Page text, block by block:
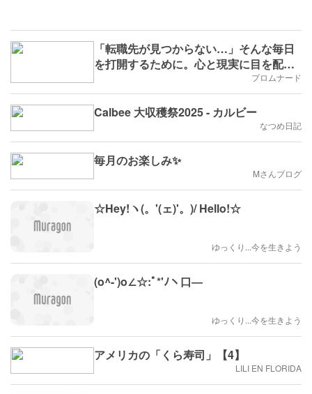
「転職先が見つからない…」そんな毎日
を打開するために。心と現実に目を配
プロムナード
Calbee 大収穫祭2025 - カルビー
なつめ日記
毎月のお楽しみ✨
Mさんブログ
☆Hey!ヽ(。'(ェ)'。)/ Hello!☆
ゆっくり...今を生きよう
(o^-')o∠☆:ﾟ*'ﾉヽ口―
ゆっくり...今を生きよう
アメリカの「くら寿司」【4】
LILI EN FLORIDA